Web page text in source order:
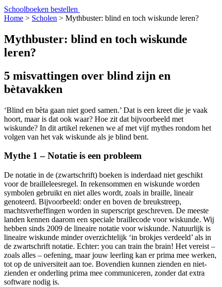
Schoolboeken bestellen
Home > Scholen > Mythbuster: blind en toch wiskunde leren?
Mythbuster: blind en toch wiskunde
leren?
5 misvattingen over blind zijn en
bètavakken
‘Blind en bèta gaan niet goed samen.’ Dat is een kreet die je vaak
hoort, maar is dat ook waar? Hoe zit dat bijvoorbeeld met
wiskunde? In dit artikel rekenen we af met vijf mythes rondom het
volgen van het vak wiskunde als je blind bent.
Mythe 1 – Notatie is een probleem
De notatie in de (zwartschrift) boeken is inderdaad niet geschikt
voor de brailleleesregel. In rekensommen en wiskunde worden
symbolen gebruikt en niet alles wordt, zoals in braille, lineair
genoteerd. Bijvoorbeeld: onder en boven de breukstreep,
machtsverheffingen worden in superscript geschreven. De meeste
landen kennen daarom een speciale braillecode voor wiskunde. Wij
hebben sinds 2009 de lineaire notatie voor wiskunde. Natuurlijk is
lineaire wiskunde minder overzichtelijk ‘in brokjes verdeeld’ als in
de zwartschrift notatie. Echter: you can train the brain! Het vereist –
zoals alles – oefening, maar jouw leerling kan er prima mee werken,
tot op de universiteit aan toe. Bovendien kunnen zienden en niet-
zienden er onderling prima mee communiceren, zonder dat extra
software nodig is.